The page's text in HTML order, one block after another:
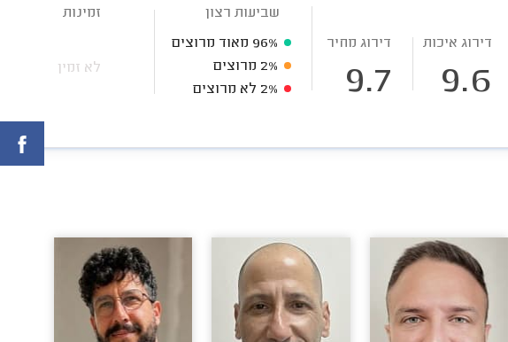
דירוג איכות
9.6
דירוג מחיר
9.7
שביעות רצון
96% מאוד מרוצים
2% מרוצים
2% לא מרוצים
זמינות
לא זמין